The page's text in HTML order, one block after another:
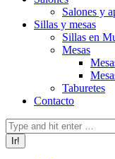
Salones y
Sillas y mesas
Sillas en
Mesas
Taburetes
Contacto
Buscar: